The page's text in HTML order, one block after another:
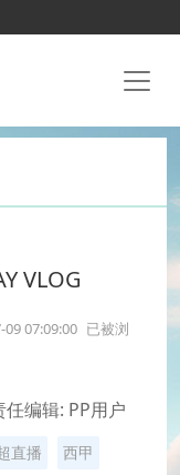
VLOG
09 07:09:00 已被浏
任编辑: PP用户
直播
西甲